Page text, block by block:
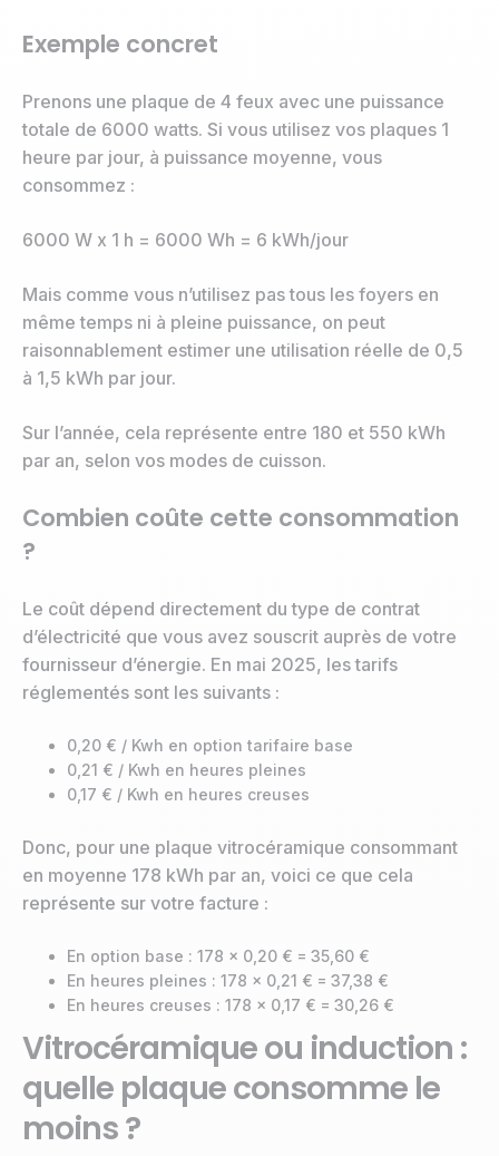
Exemple concret
Prenons une plaque de 4 feux avec une puissance
totale de 6000 watts. Si vous utilisez vos plaques 1
heure par jour, à puissance moyenne, vous
consommez :
6000 W x 1 h = 6000 Wh = 6 kWh/jour
Mais comme vous n’utilisez pas tous les foyers en
même temps ni à pleine puissance, on peut
raisonnablement estimer une utilisation réelle de 0,5
à 1,5 kWh par jour.
Sur l’année, cela représente entre 180 et 550 kWh
par an, selon vos modes de cuisson.
Combien coûte cette consommation
?
Le coût dépend directement du type de contrat
d’électricité que vous avez souscrit auprès de votre
fournisseur d’énergie. En mai 2025, les tarifs
réglementés sont les suivants :
0,20 € / Kwh en option tarifaire base
0,21 € / Kwh en heures pleines
0,17 € / Kwh en heures creuses
Donc, pour une plaque vitrocéramique consommant
en moyenne 178 kWh par an, voici ce que cela
représente sur votre facture :
En option base : 178 x 0,20 € = 35,60 €
En heures pleines : 178 x 0,21 € = 37,38 €
En heures creuses : 178 x 0,17 € = 30,26 €
Vitrocéramique ou induction :
quelle plaque consomme le
moins ?